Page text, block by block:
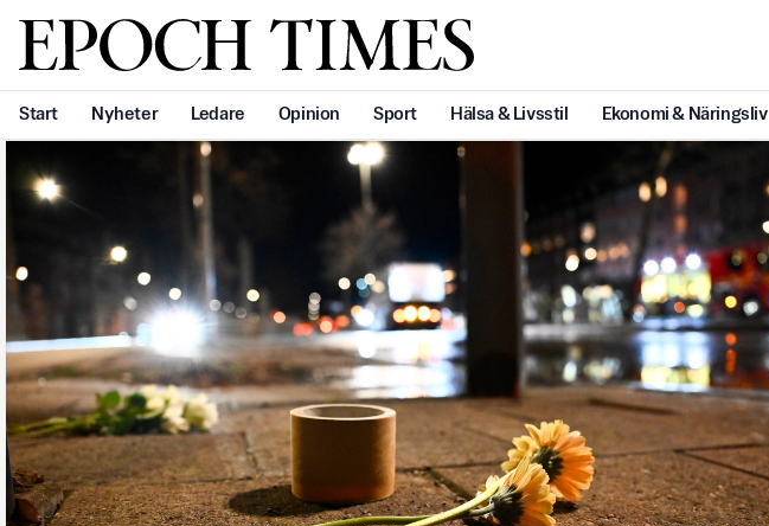
Svenska Epoch Times
Start Nyheter Ledare Opinion Sport Hälsa & Livsstil Ekonomi & Näringsliv